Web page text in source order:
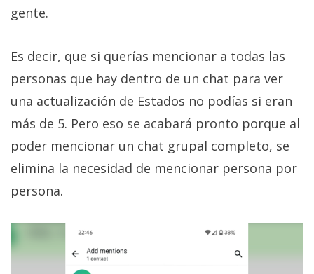
(CC) 2006-
Algunos
derechos
reservados
gente.
Es decir, que si querías mencionar a todas las
personas que hay dentro de un chat para ver
una actualización de Estados no podías si eran
más de 5. Pero eso se acabará pronto porque al
poder mencionar un chat grupal completo, se
elimina la necesidad de mencionar persona por
persona.